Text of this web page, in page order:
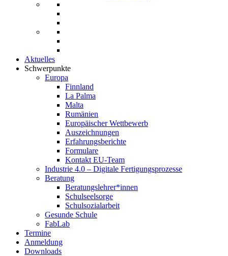
Aktuelles
Schwerpunkte
Europa
Finnland
La Palma
Malta
Rumänien
Europäischer Wettbewerb
Auszeichnungen
Erfahrungsberichte
Formulare
Kontakt EU-Team
Industrie 4.0 – Digitale Fertigungsprozesse
Beratung
Beratungslehrer*innen
Schulseelsorge
Schulsozialarbeit
Gesunde Schule
FabLab
Termine
Anmeldung
Downloads